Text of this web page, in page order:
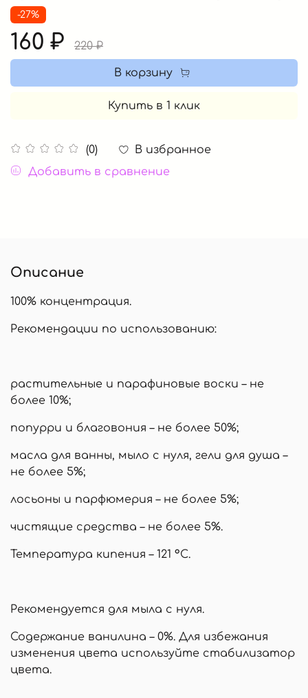
(0)
В избранное
Добавить в сравнение
-27%
160 ₽ 220 ₽
В корзину
Купить в 1 клик
Описание
100% концентрация.
Рекомендации по использованию:
растительные и парафиновые воски – не
более 10%;
попурри и благовония – не более 50%;
масла для ванны, мыло с нуля, гели для душа –
не более 5%;
лосьоны и парфюмерия – не более 5%;
чистящие средства – не более 5%.
Температура кипения – 121 °С.
Рекомендуется для мыла с нуля.
Содержание ванилина – 0%. Для избежания
изменения цвета используйте стабилизатор
цвета.